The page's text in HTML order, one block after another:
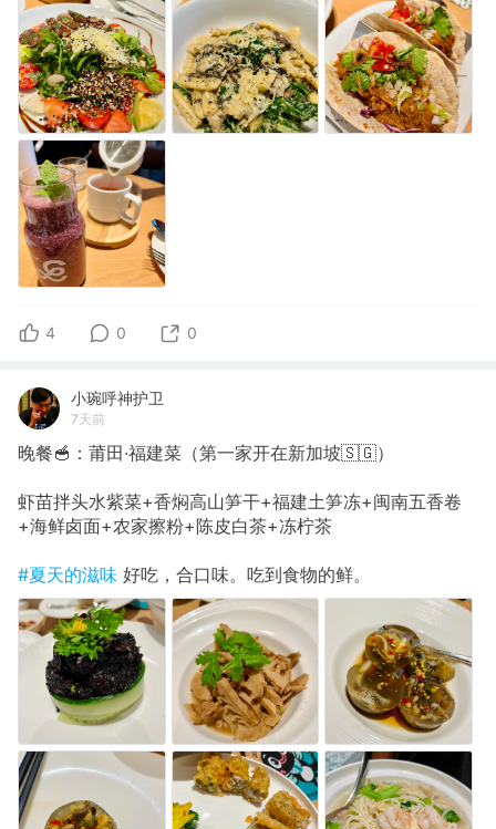
4 0 0
小琬呼神护卫
7天前
晚餐🥣：莆田·福建菜（第一家开在新加坡🇸🇬）
虾苗拌头水紫菜+香焖高山笋干+福建土笋冻+闽南五香卷
+海鲜卤面+农家擦粉+陈皮白茶+冻柠茶
#夏天的滋味 好吃，合口味。吃到食物的鲜。